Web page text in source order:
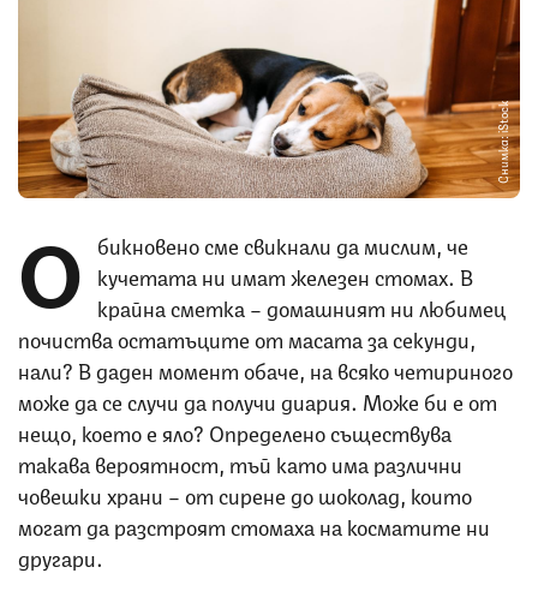
Снимка: iStock
О бикновено сме свикнали да мислим, че
кучетата ни имат железен стомах. В
крайна сметка – домашният ни любимец
почиства остатъците от масата за секунди,
нали? В даден момент обаче, на всяко четириного
може да се случи да получи диария. Може би е от
нещо, което е яло? Определено съществува
такава вероятност, тъй като има различни
човешки храни – от сирене до шоколад, които
могат да разстроят стомаха на косматите ни
другари.